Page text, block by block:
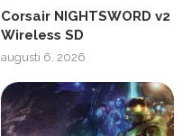
Corsair NIGHTSWORD v2
Wireless SD
augusti 6, 2026